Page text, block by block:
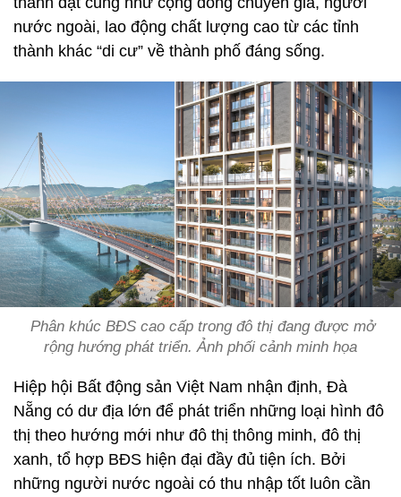
nước ngoài, lao động chất lượng cao từ các tỉnh
thành khác “di cư” về thành phố đáng sống.
Phân khúc BĐS cao cấp trong đô thị đang được mở
rộng hướng phát triển. Ảnh phối cảnh minh họa
Hiệp hội Bất động sản Việt Nam nhận định, Đà
Nẵng có dư địa lớn để phát triển những loại hình đô
thị theo hướng mới như đô thị thông minh, đô thị
xanh, tổ hợp BĐS hiện đại đầy đủ tiện ích. Bởi
những người nước ngoài có thu nhập tốt luôn cần